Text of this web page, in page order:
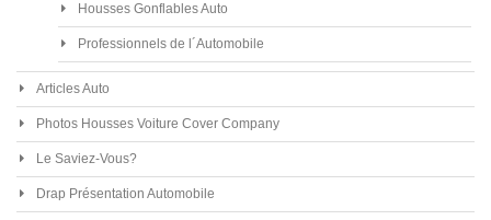
Housses Gonflables Auto
Professionnels de l´Automobile
Articles Auto
Photos Housses Voiture Cover Company
Le Saviez-Vous?
Drap Présentation Automobile